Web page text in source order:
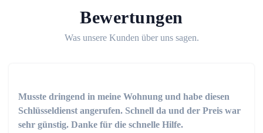
Bewertungen
Was unsere Kunden über uns sagen.
Musste dringend in meine Wohnung und habe diesen
Schlüsseldienst angerufen. Schnell da und der Preis war
sehr günstig. Danke für die schnelle Hilfe.